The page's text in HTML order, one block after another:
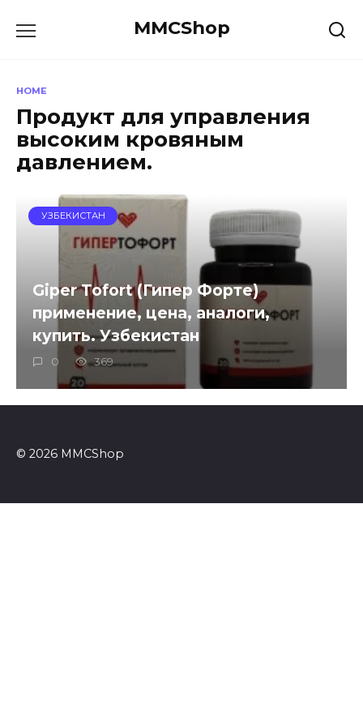
MMCShop
HOME
Продукт для управления
высоким кровяным
давлением.
УЗБЕКИСТАН
Giper Tofort (Гипер Форте)
применение, цена, аналоги,
купить. Узбекистан
0 369
© 2026 MMCShop